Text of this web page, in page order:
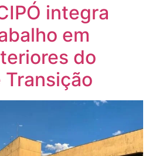
integra
em
do